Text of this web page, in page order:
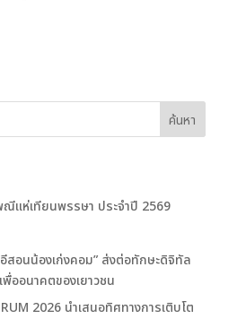
ค้นหา
ณีแห่เทียนพรรษา ประจำปี 2569
อีสอนน้องเก่งคอม” ส่งต่อทักษะดิจิทัล
พื่ออนาคตของเยาวชน
2026 นำเสนอทิศทางการเติบโต